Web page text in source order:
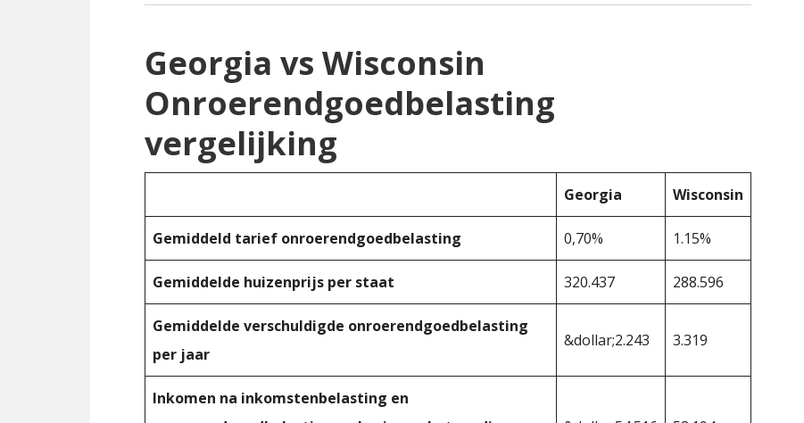
Georgia vs Wisconsin
Onroerendgoedbelasting
vergelijking
Georgia Wisconsin
Gemiddeld tarief onroerendgoedbelasting 0,70% 1.15%
Gemiddelde huizenprijs per staat 320.437 288.596
Gemiddelde verschuldigde onroerendgoedbelasting
per jaar
&dollar;2.243 3.319
Inkomen na inkomstenbelasting en